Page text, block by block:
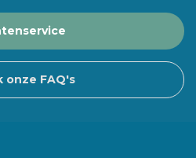
onze FAQ's